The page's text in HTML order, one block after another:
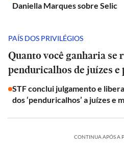
Daniella Marques sobre Selic
PAÍS DOS PRIVILÉGIOS
Quanto você ganharia se
penduricalhos de juízes
STF conclui julgamento e
dos ‘penduricalhos’ a juízes e
CONTINUA APÓS A